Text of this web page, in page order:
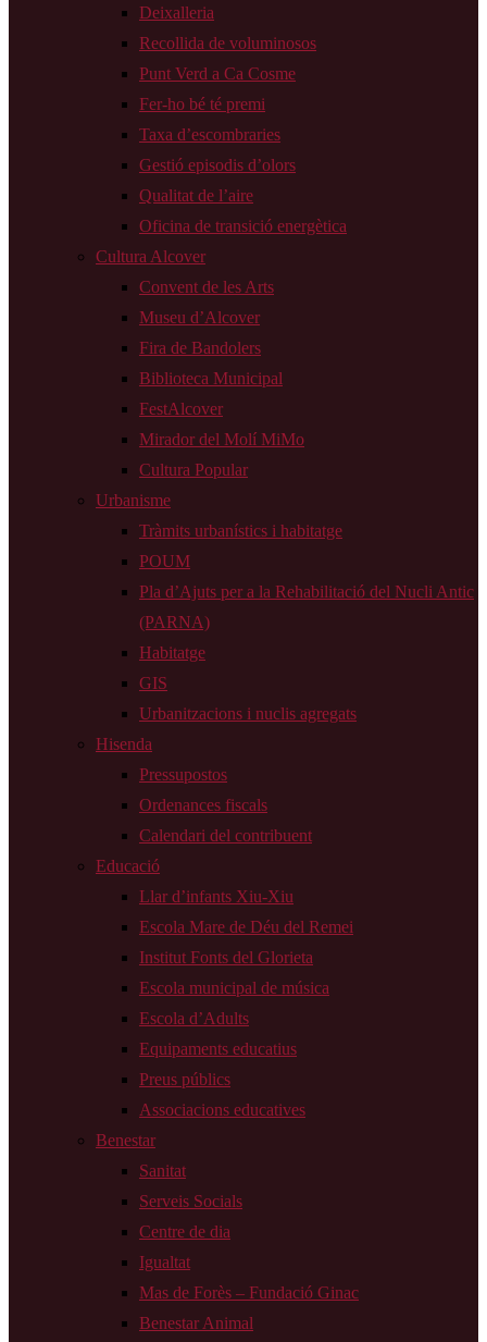
Deixalleria
Recollida de voluminosos
Punt Verd a Ca Cosme
Fer-ho bé té premi
Taxa d’escombraries
Gestió episodis d’olors
Qualitat de l’aire
Oficina de transició energètica
Cultura Alcover
Convent de les Arts
Museu d’Alcover
Fira de Bandolers
Biblioteca Municipal
FestAlcover
Mirador del Molí MiMo
Cultura Popular
Urbanisme
Tràmits urbanístics i habitatge
POUM
Pla d’Ajuts per a la Rehabilitació del Nucli Antic
(PARNA)
Habitatge
GIS
Urbanitzacions i nuclis agregats
Hisenda
Pressupostos
Ordenances fiscals
Calendari del contribuent
Educació
Llar d’infants Xiu-Xiu
Escola Mare de Déu del Remei
Institut Fonts del Glorieta
Escola municipal de música
Escola d’Adults
Equipaments educatius
Preus públics
Associacions educatives
Benestar
Sanitat
Serveis Socials
Centre de dia
Igualtat
Mas de Forès – Fundació Ginac
Benestar Animal